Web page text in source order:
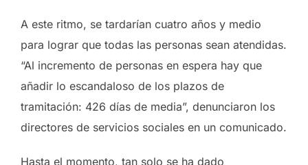
A este ritmo, se tardarían cuatro años y medio
para lograr que todas las personas sean atendidas.
“Al incremento de personas en espera hay que
añadir lo escandaloso de los plazos de
tramitación: 426 días de media”, denunciaron los
directores de servicios sociales en un comunicado.
Hasta el momento, tan solo se ha dado